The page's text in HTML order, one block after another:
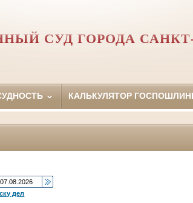
СУД ГОРОДА
КАЛЬКУЛЯТОР
дел